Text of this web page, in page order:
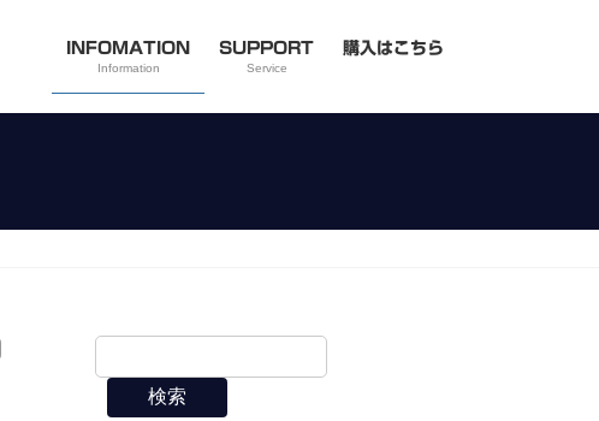
INFOMATION
Information
SUPPORT
Service
購入はこちら
検索